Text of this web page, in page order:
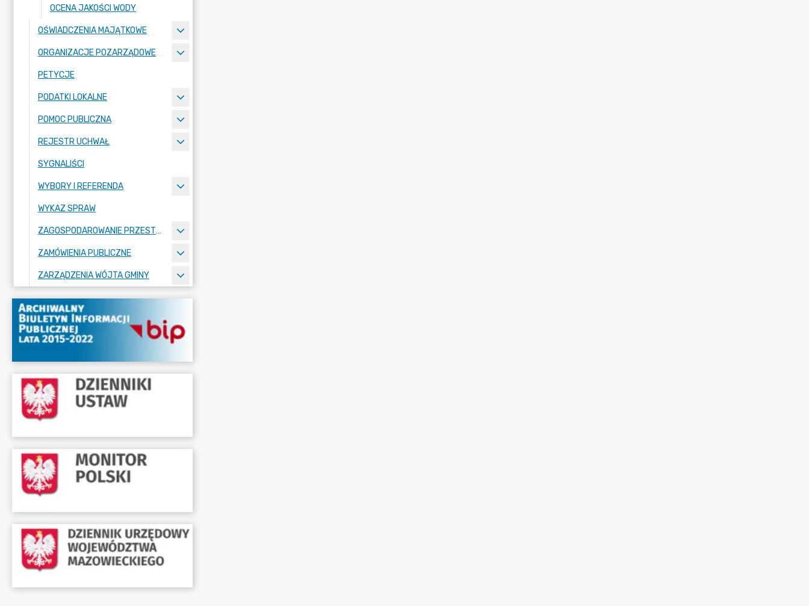
OCENA JAKOŚCI WODY
OŚWIADCZENIA MAJĄTKOWE
ORGANIZACJE POZARZĄDOWE
PETYCJE
PODATKI LOKALNE
POMOC PUBLICZNA
REJESTR UCHWAŁ
SYGNALIŚCI
WYBORY I REFERENDA
WYKAZ SPRAW
ZAGOSPODAROWANIE PRZESTRZENNE
ZAMÓWIENIA PUBLICZNE
ZARZĄDZENIA WÓJTA GMINY